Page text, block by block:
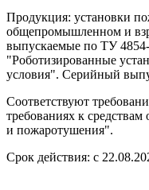
Продукция: установки
общепромышленном и
выпускаемые по ТУ
"Роботизированные
условия". Серийный
Соответствуют
требованиях к
и пожаротушения".
Срок действия: с